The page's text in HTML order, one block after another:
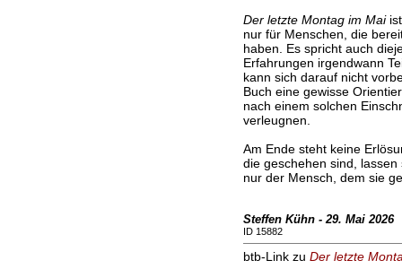
Der letzte Montag im Maiist
nur für Menschen, die
haben. Es spricht auch
Erfahrungen irgendwann
kann sich darauf nicht
Buch eine gewisse
nach einem solchen
verleugnen.
Am Ende steht keine
die geschehen sind,
nur der Mensch, dem sie
Steffen Kühn - 29. Mai 2026
ID 15882
btb-Link zu Der letzte